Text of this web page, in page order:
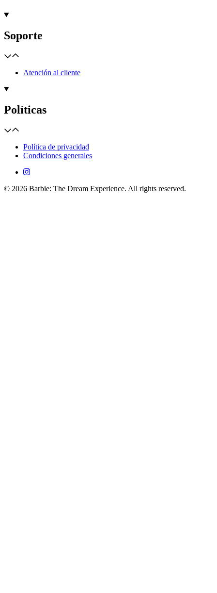
Soporte
Atención al cliente
Políticas
Política de privacidad
Condiciones generales
© 2026 Barbie: The Dream Experience. All rights reserved.